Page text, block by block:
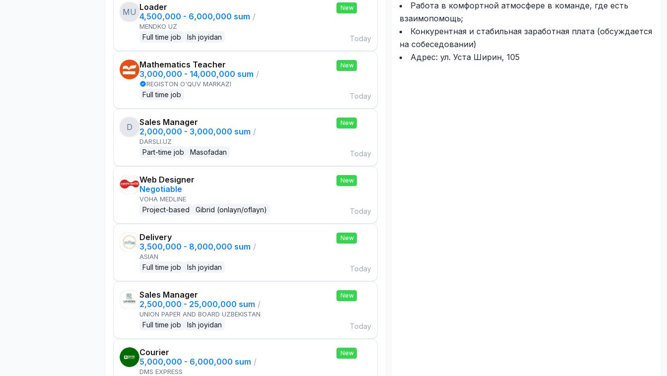
MU Loader
4,500,000 - 6,000,000 sum /
MENDKO UZ
Full time job Ish joyidan
New
Today
Mathematics Teacher
3,000,000 - 14,000,000 sum /
REGISTON O'QUV MARKAZI
Full time job
New
Today
D
Sales Manager
2,000,000 - 3,000,000 sum /
DARSLI.UZ
Part-time job Masofadan
New
Today
Web Designer
Negotiable
VOHA MEDLINE
Project-based Gibrid (onlayn/oflayn)
New
Today
Delivery
3,500,000 - 8,000,000 sum /
ASIAN
Full time job Ish joyidan
New
Today
Sales Manager
2,500,000 - 25,000,000 sum /
UNION PAPER AND BOARD UZBEKISTAN
Full time job Ish joyidan
New
Today
Courier
5,000,000 - 6,000,000 sum /
DMS EXPRESS
New
Работа в комфортной атмосфере в команде, где есть
взаимопомощь;
Конкурентная и стабильная заработная плата (обсуждается
на собеседовании)
Адрес: ул. Уста Ширин, 105